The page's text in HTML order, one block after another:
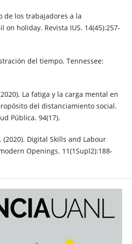
de los trabajadores a la
on holiday. Revista IUS. 14(45):257-
del tiempo. Tennessee:
La fatiga y la carga mental en
del distanciamiento social.
Pública. 94(17).
(2020). Digital Skills and Labour
Openings. 11(1Supl2):188-